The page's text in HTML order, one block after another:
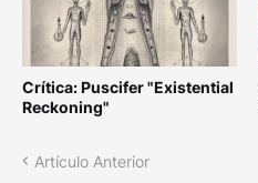
Crítica: Puscifer "Existential
Reckoning"
Artículo Anterior